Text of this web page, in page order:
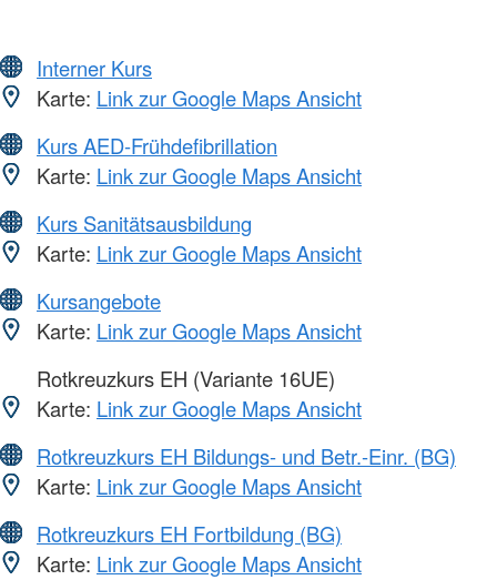
Interner Kurs
Karte: Link zur Google Maps Ansicht
Kurs AED-Frühdefibrillation
Karte: Link zur Google Maps Ansicht
Kurs Sanitätsausbildung
Karte: Link zur Google Maps Ansicht
Kursangebote
Karte: Link zur Google Maps Ansicht
Rotkreuzkurs EH (Variante 16UE)
Karte: Link zur Google Maps Ansicht
Rotkreuzkurs EH Bildungs- und Betr.-Einr. (BG)
Karte: Link zur Google Maps Ansicht
Rotkreuzkurs EH Fortbildung (BG)
Karte: Link zur Google Maps Ansicht